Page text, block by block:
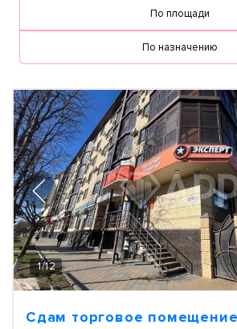
По площади
По назначению
1/12
Сдам торговое